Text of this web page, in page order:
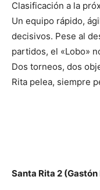
Clasificación a la
Un equipo rápido,
decisivos. Pese al
partidos, el «Lobo»
Dos torneos, dos
Rita pelea, siempre
Santa Rita 2